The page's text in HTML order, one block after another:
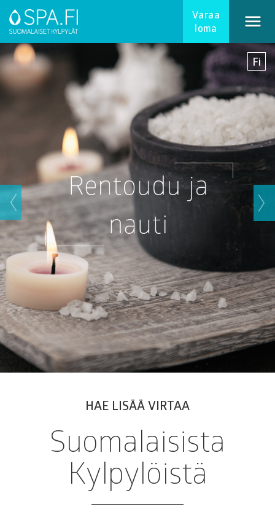
Fi
Varaa loma
Varaa
loma
HAE LISÄÄ VIRTAA
Suomalaisista
Kylpylöistä